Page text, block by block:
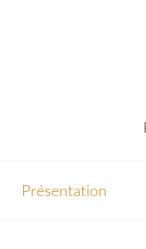
Présentation